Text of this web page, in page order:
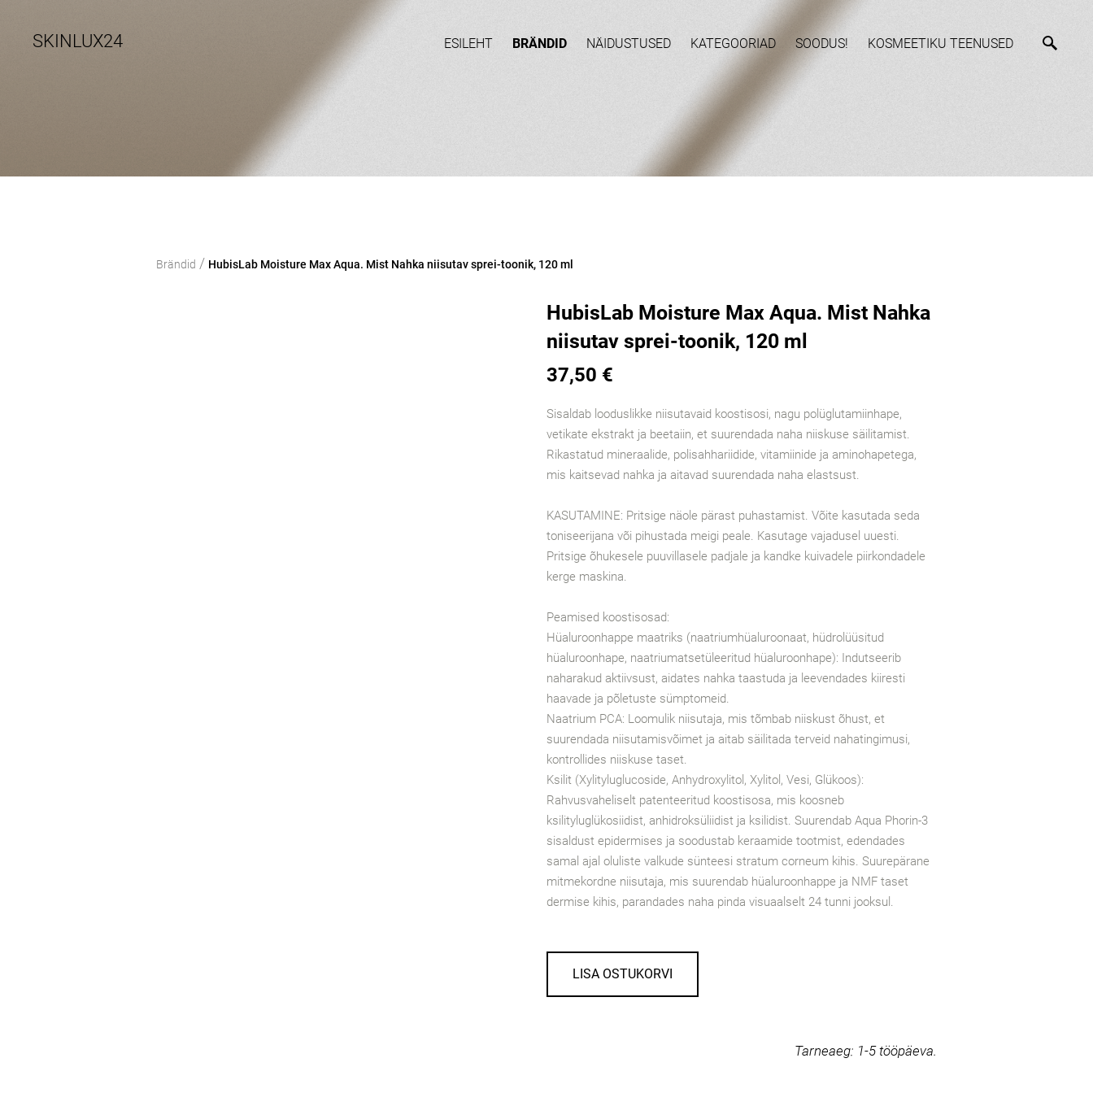
SKINLUX24 ESILEHT BRÄNDID NÄIDUSTUSED KATEGOORIAD SOODUS! KOSMEETIKU TEENUSED
Brändid / HubisLab Moisture Max Aqua. Mist Nahka niisutav sprei-toonik, 120 ml
HubisLab Moisture Max Aqua. Mist Nahka
niisutav sprei-toonik, 120 ml
37,50 €
Sisaldab looduslikke niisutavaid koostisosi, nagu polüglutamiinhape,
vetikate ekstrakt ja beetaiin, et suurendada naha niiskuse säilitamist.
Rikastatud mineraalide, polisahhariidide, vitamiinide ja aminohapetega,
mis kaitsevad nahka ja aitavad suurendada naha elastsust.
KASUTAMINE: Pritsige näole pärast puhastamist. Võite kasutada seda
toniseerijana või pihustada meigi peale. Kasutage vajadusel uuesti.
Pritsige õhukesele puuvillasele padjale ja kandke kuivadele piirkondadele
kerge maskina.
Peamised koostisosad:
Hüaluroonhappe maatriks (naatriumhüaluroonaat, hüdrolüüsitud
hüaluroonhape, naatriumatsetüleeritud hüaluroonhape): Indutseerib
naharakud aktiivsust, aidates nahka taastuda ja leevendades kiiresti
haavade ja põletuste sümptomeid.
Naatrium PCA: Loomulik niisutaja, mis tõmbab niiskust õhust, et
suurendada niisutamisvõimet ja aitab säilitada terveid nahatingimusi,
kontrollides niiskuse taset.
Ksilit (Xylityluglucoside, Anhydroxylitol, Xylitol, Vesi, Glükoos):
Rahvusvaheliselt patenteeritud koostisosa, mis koosneb
ksilityluglükosiidist, anhidroksüliidist ja ksilidist. Suurendab Aqua Phorin-3
sisaldust epidermises ja soodustab keraamide tootmist, edendades
samal ajal oluliste valkude sünteesi stratum corneum kihis. Suurepärane
mitmekordne niisutaja, mis suurendab hüaluroonhappe ja NMF taset
dermise kihis, parandades naha pinda visuaalselt 24 tunni jooksul.
LISA OSTUKORVI
Tarneaeg: 1-5 tööpäeva.